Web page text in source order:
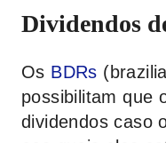
Dividendos
Os BDRs
possibilitam que
dividendos caso